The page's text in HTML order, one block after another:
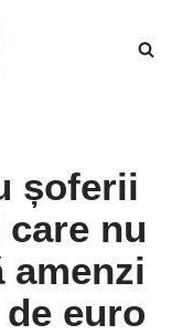
șoferii
nu
amenzi
euro